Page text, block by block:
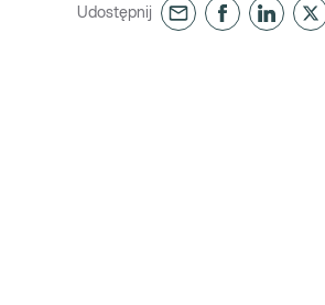
Udostępnij